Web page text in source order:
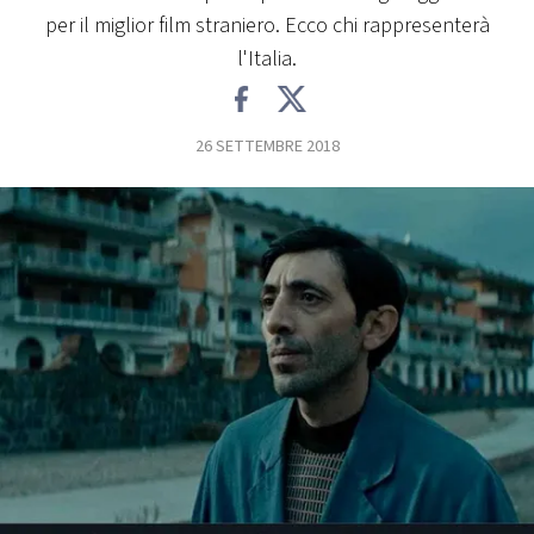
EVENTI
VIDEO
TV
PRINCIPATO
DI
MONACO
RMC
per il miglior film straniero. Ecco chi rappresenterà
l'Italia.
26 SETTEMBRE 2018